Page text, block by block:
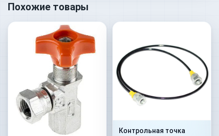
Похожие товары
Контрольная точка